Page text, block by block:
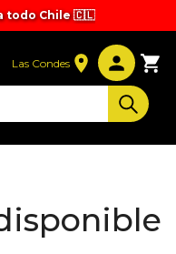
todo Chile 🇨🇱
Las Condes